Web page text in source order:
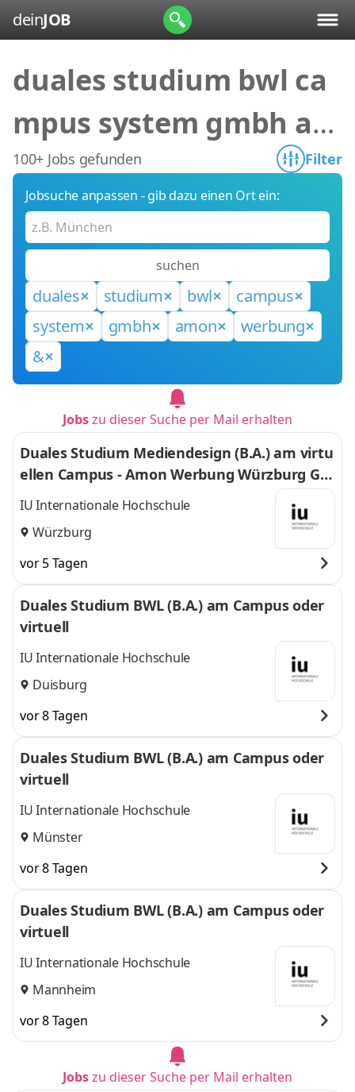
deinJOB
duales studium bwl ca
mpus system gmbh am
on werbung &
100+ Jobs gefunden Filter
Jobsuche anpassen - gib dazu einen Ort ein:
suchen
duales studium bwl
campus
system
gmbh amon
werbung
&
Jobszu dieser Suche per Mail erhalten
Duales Studium Mediendesign (B.A.) am virtu
ellen Campus - Amon Werbung Würzburg Gm
bH & Co. KG
IU Internationale Hochschule
Würzburg
vor 5 Tagen
Duales Studium BWL (B.A.) am Campus oder
virtuell
IU Internationale Hochschule
Duisburg
vor 8 Tagen
Duales Studium BWL (B.A.) am Campus oder
virtuell
IU Internationale Hochschule
Münster
vor 8 Tagen
Duales Studium BWL (B.A.) am Campus oder
virtuell
IU Internationale Hochschule
Mannheim
vor 8 Tagen
Jobszu dieser Suche per Mail erhalten